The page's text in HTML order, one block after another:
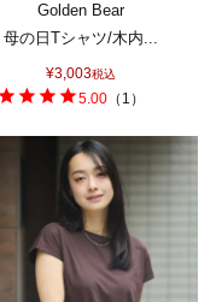
Golden Bear
母の日Tシャツ/木内...
¥3,003税込
5.00 （ 1 ）